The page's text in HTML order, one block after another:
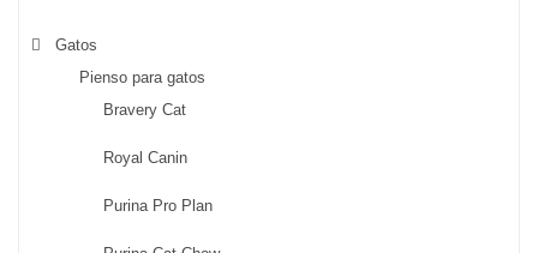
Gatos
Pienso para gatos
Bravery Cat
Royal Canin
Purina Pro Plan